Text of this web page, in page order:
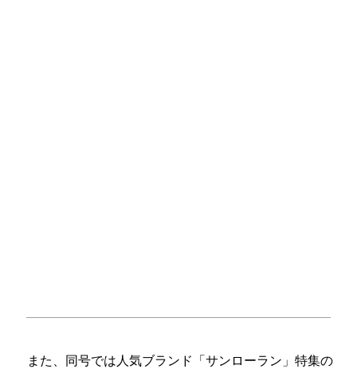
また、同号では人気ブランド「サンローラン」特集の